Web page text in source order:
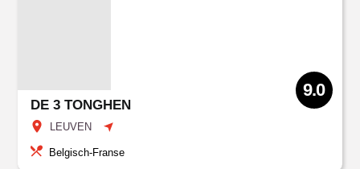
DE 3 TONGHEN
LEUVEN
9.0
Belgisch-Franse